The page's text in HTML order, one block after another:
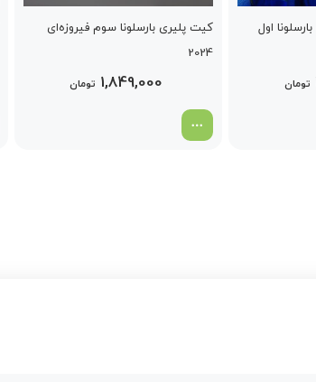
اول
تومان
کیت پلیری بارسلونا سوم فیروزه‌ای
2024
1,849,000 تومان